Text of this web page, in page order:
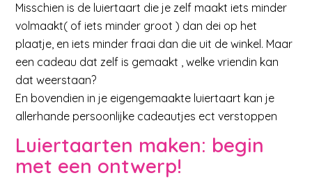
Misschien is de luiertaart die je zelf maakt iets minder
volmaakt( of iets minder groot ) dan dei op het
plaatje, en iets minder fraai dan die uit de winkel. Maar
een cadeau dat zelf is gemaakt , welke vriendin kan
dat weerstaan?
En bovendien in je eigengemaakte luiertaart kan je
allerhande persoonlijke cadeautjes ect verstoppen
Luiertaarten maken: begin
met een ontwerp!